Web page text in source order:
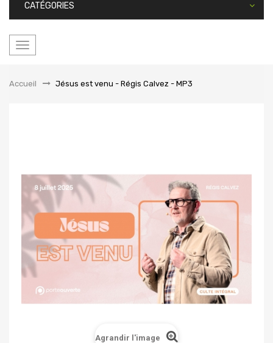
CATÉGORIES
Basculer
Accueil
&gt;Jésus est venu - Régis Calvez - MP3
Agrandir l'image